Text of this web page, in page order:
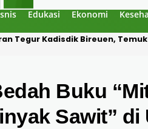
Edukasi Ekonomi
NSO Klarifikasi Dugaan Bau
Buku
Sawit” di